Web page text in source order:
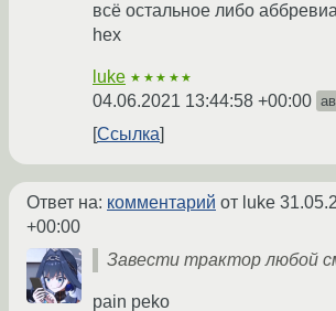
всё остальное либо
hex
luke ★★★★★
04.06.2021 13:44:58 +00:00
Ссылка
Ответ на: комментарий от luke
+00:00
Завести трактор любой
pain peko